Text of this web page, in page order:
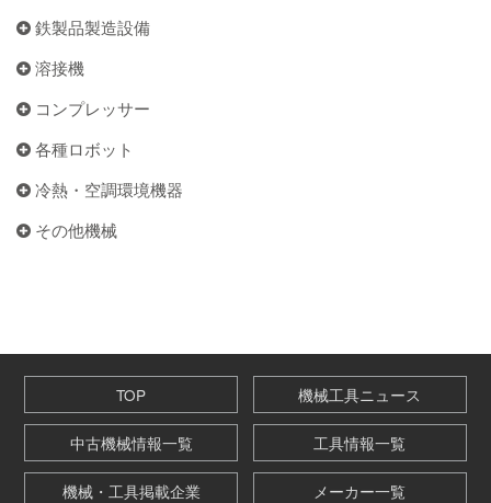
鉄製品製造設備
溶接機
コンプレッサー
各種ロボット
冷熱・空調環境機器
その他機械
TOP 機械工具ニュース
中古機械情報一覧 工具情報一覧
機械・工具掲載企業 メーカー一覧